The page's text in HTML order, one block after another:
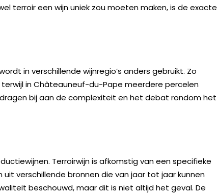
terroir een wijn uniek zou moeten maken, is de exacte
in verschillende wijnregio’s anders gebruikt. Zo
in Châteauneuf-du-Pape meerdere percelen
bij aan de complexiteit en het debat rondom het
Terroirwijn is afkomstig van een specifieke
verschillende bronnen die van jaar tot jaar kunnen
beschouwd, maar dit is niet altijd het geval. De